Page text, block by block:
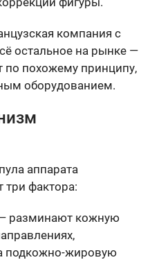
компания с
остальное на рынке —
по похожему принципу,
оборудованием.
аппарата
три фактора:
разминают кожную
подкожно-жировую